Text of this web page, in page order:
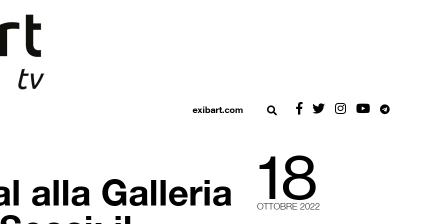
exibart.com Apri ricerca
ExibartExibartExibartExibartExibart
18
OTTOBRE 2022
alla Galleria